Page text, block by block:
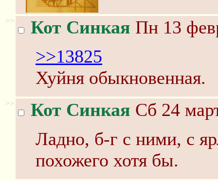
>> Кот Синкая Пн 13
>>13825
Хуйня обыкновенная.
>> Кот Синкая Сб 24
Ладно, б-г с ними, с
похожего хотя бы.